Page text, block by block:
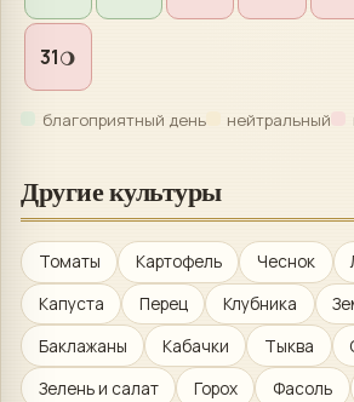
31🌖
благоприятный день нейтральный
Другие культуры
Томаты Картофель Чеснок
Капуста
Перец Клубника
Баклажаны
Кабачки Тыква
Зелень и салат
Горох Фасоль